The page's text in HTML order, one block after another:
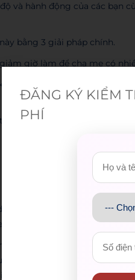
và hành động của các bạn
bằng 3 giải pháp chính.
giờ làm để cha mẹ có
các buổi hội thảo để giúp
vị thành niên cần được
lai.
to become criminals than
to which several measures
issue, which include the lack
parents play a
crucialpart
most city parents are
ĐĂNG KÝ KIỂM
PHÍ